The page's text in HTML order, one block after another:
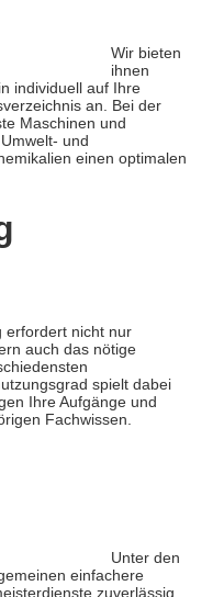
Wir bieten
ihnen
individuell auf Ihre
an. Bei der
Maschinen und
und
einen optimalen
erfordert nicht nur
auch das nötige
spielt dabei
Ihre Aufgänge und
Fachwissen.
Unter den
einfachere
zuverlässig